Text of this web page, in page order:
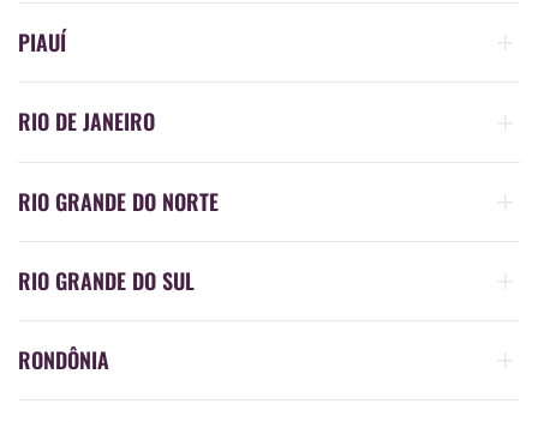
PIAUÍ
RIO DE JANEIRO
RIO GRANDE DO NORTE
RIO GRANDE DO SUL
RONDÔNIA